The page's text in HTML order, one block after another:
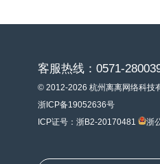
客服热线：0571-
© 2012-2026 杭州离离网络科技
浙ICP备19052636号
ICP证号：浙B2-20170481
浙